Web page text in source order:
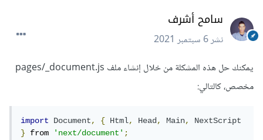
سامح أشرف
نشر6 سبتمبر 2021
يمكنك حل هذه المشكلة من خلال إنشاء ملف pages/_document.js
مخصص، كالتالي:
import Document, { Html, Head, Main,
NextScript
}
from 'next/document';